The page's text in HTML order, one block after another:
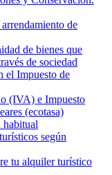
de
de bienes que
de sociedad
el Impuesto de
(IVA) e Impuesto
(ecotasa)
según
tu alquiler turístico